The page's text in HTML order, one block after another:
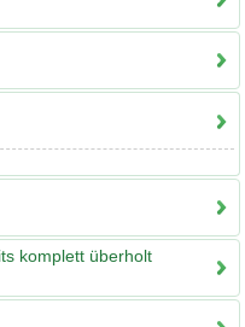
komplett überholt